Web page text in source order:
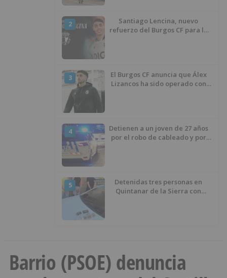
2
Santiago Lencina, nuevo
refuerzo del Burgos CF para la
3
El Burgos CF anuncia que Álex
Lizancos ha sido operado con
4
Detienen a un joven de 27 años
por el robo de cableado y por
5
Detenidas tres personas en
Quintanar de la Sierra con
Barrio (PSOE) denuncia